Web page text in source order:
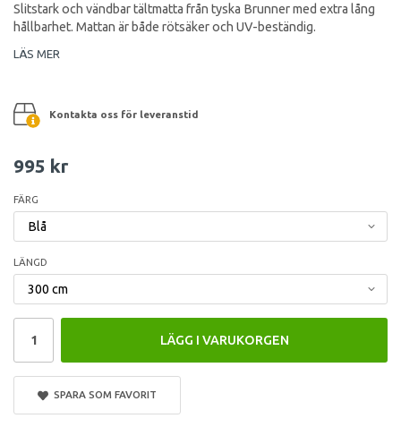
Slitstark och vändbar tältmatta från tyska Brunner med extra lång
hållbarhet. Mattan är både rötsäker och UV-beständig.
LÄS MER
Kontakta oss för leveranstid
995 kr
FÄRG
LÄNGD
LÄGG I VARUKORGEN
SPARA SOM FAVORIT